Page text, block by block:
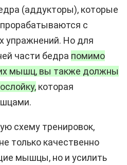
(аддукторы), которые
с
упражнений. Но для
части бедра помимо
мышц, вы также должны
которая
схему тренировок,
только качественно
мышцы, но и усилить